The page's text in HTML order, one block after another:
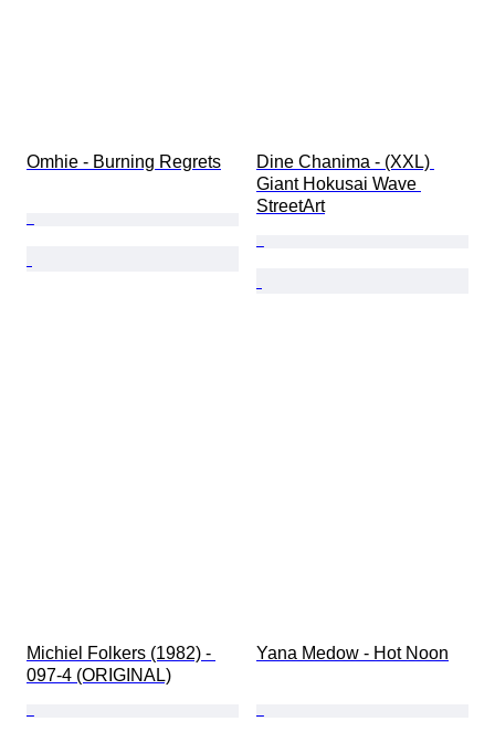
Omhie - Burning Regrets
Dine Chanima - (XXL)
Giant Hokusai Wave
StreetArt
Michiel Folkers (1982) -
097-4 (ORIGINAL)
Yana Medow - Hot Noon